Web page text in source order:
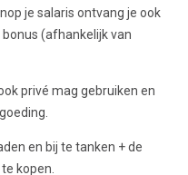
je salaris ontvang je ook
(afhankelijk van
privé mag gebruiken en
en bij te tanken + de
kopen.